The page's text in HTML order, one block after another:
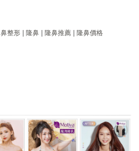
鼻整形| 隆鼻| 隆鼻推薦 隆鼻價格